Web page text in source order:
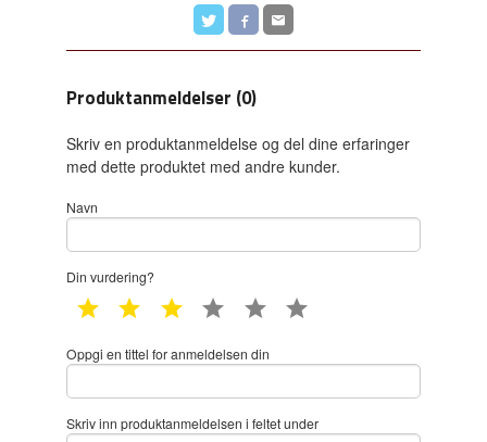
Produktanmeldelser (0)
Skriv en produktanmeldelse og del dine erfaringer
med dette produktet med andre kunder.
Navn
Din vurdering?
1 star 2 star 3 star 4 star 5 star
Oppgi en tittel for anmeldelsen din
Skriv inn produktanmeldelsen i feltet under